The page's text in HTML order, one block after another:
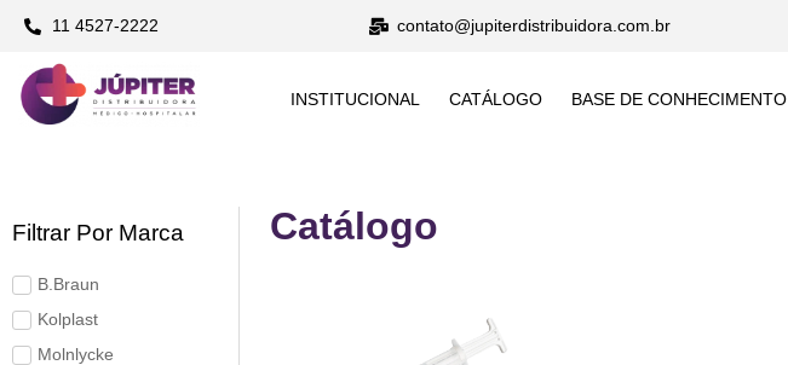
11 4527-2222 contato@jupiterdistribuidora.com.br
INSTITUCIONAL CATÁLOGO BASE DE CONHECIMENTO
Filtrar Por Marca
B.Braun
Kolplast
Molnlycke
Catálogo